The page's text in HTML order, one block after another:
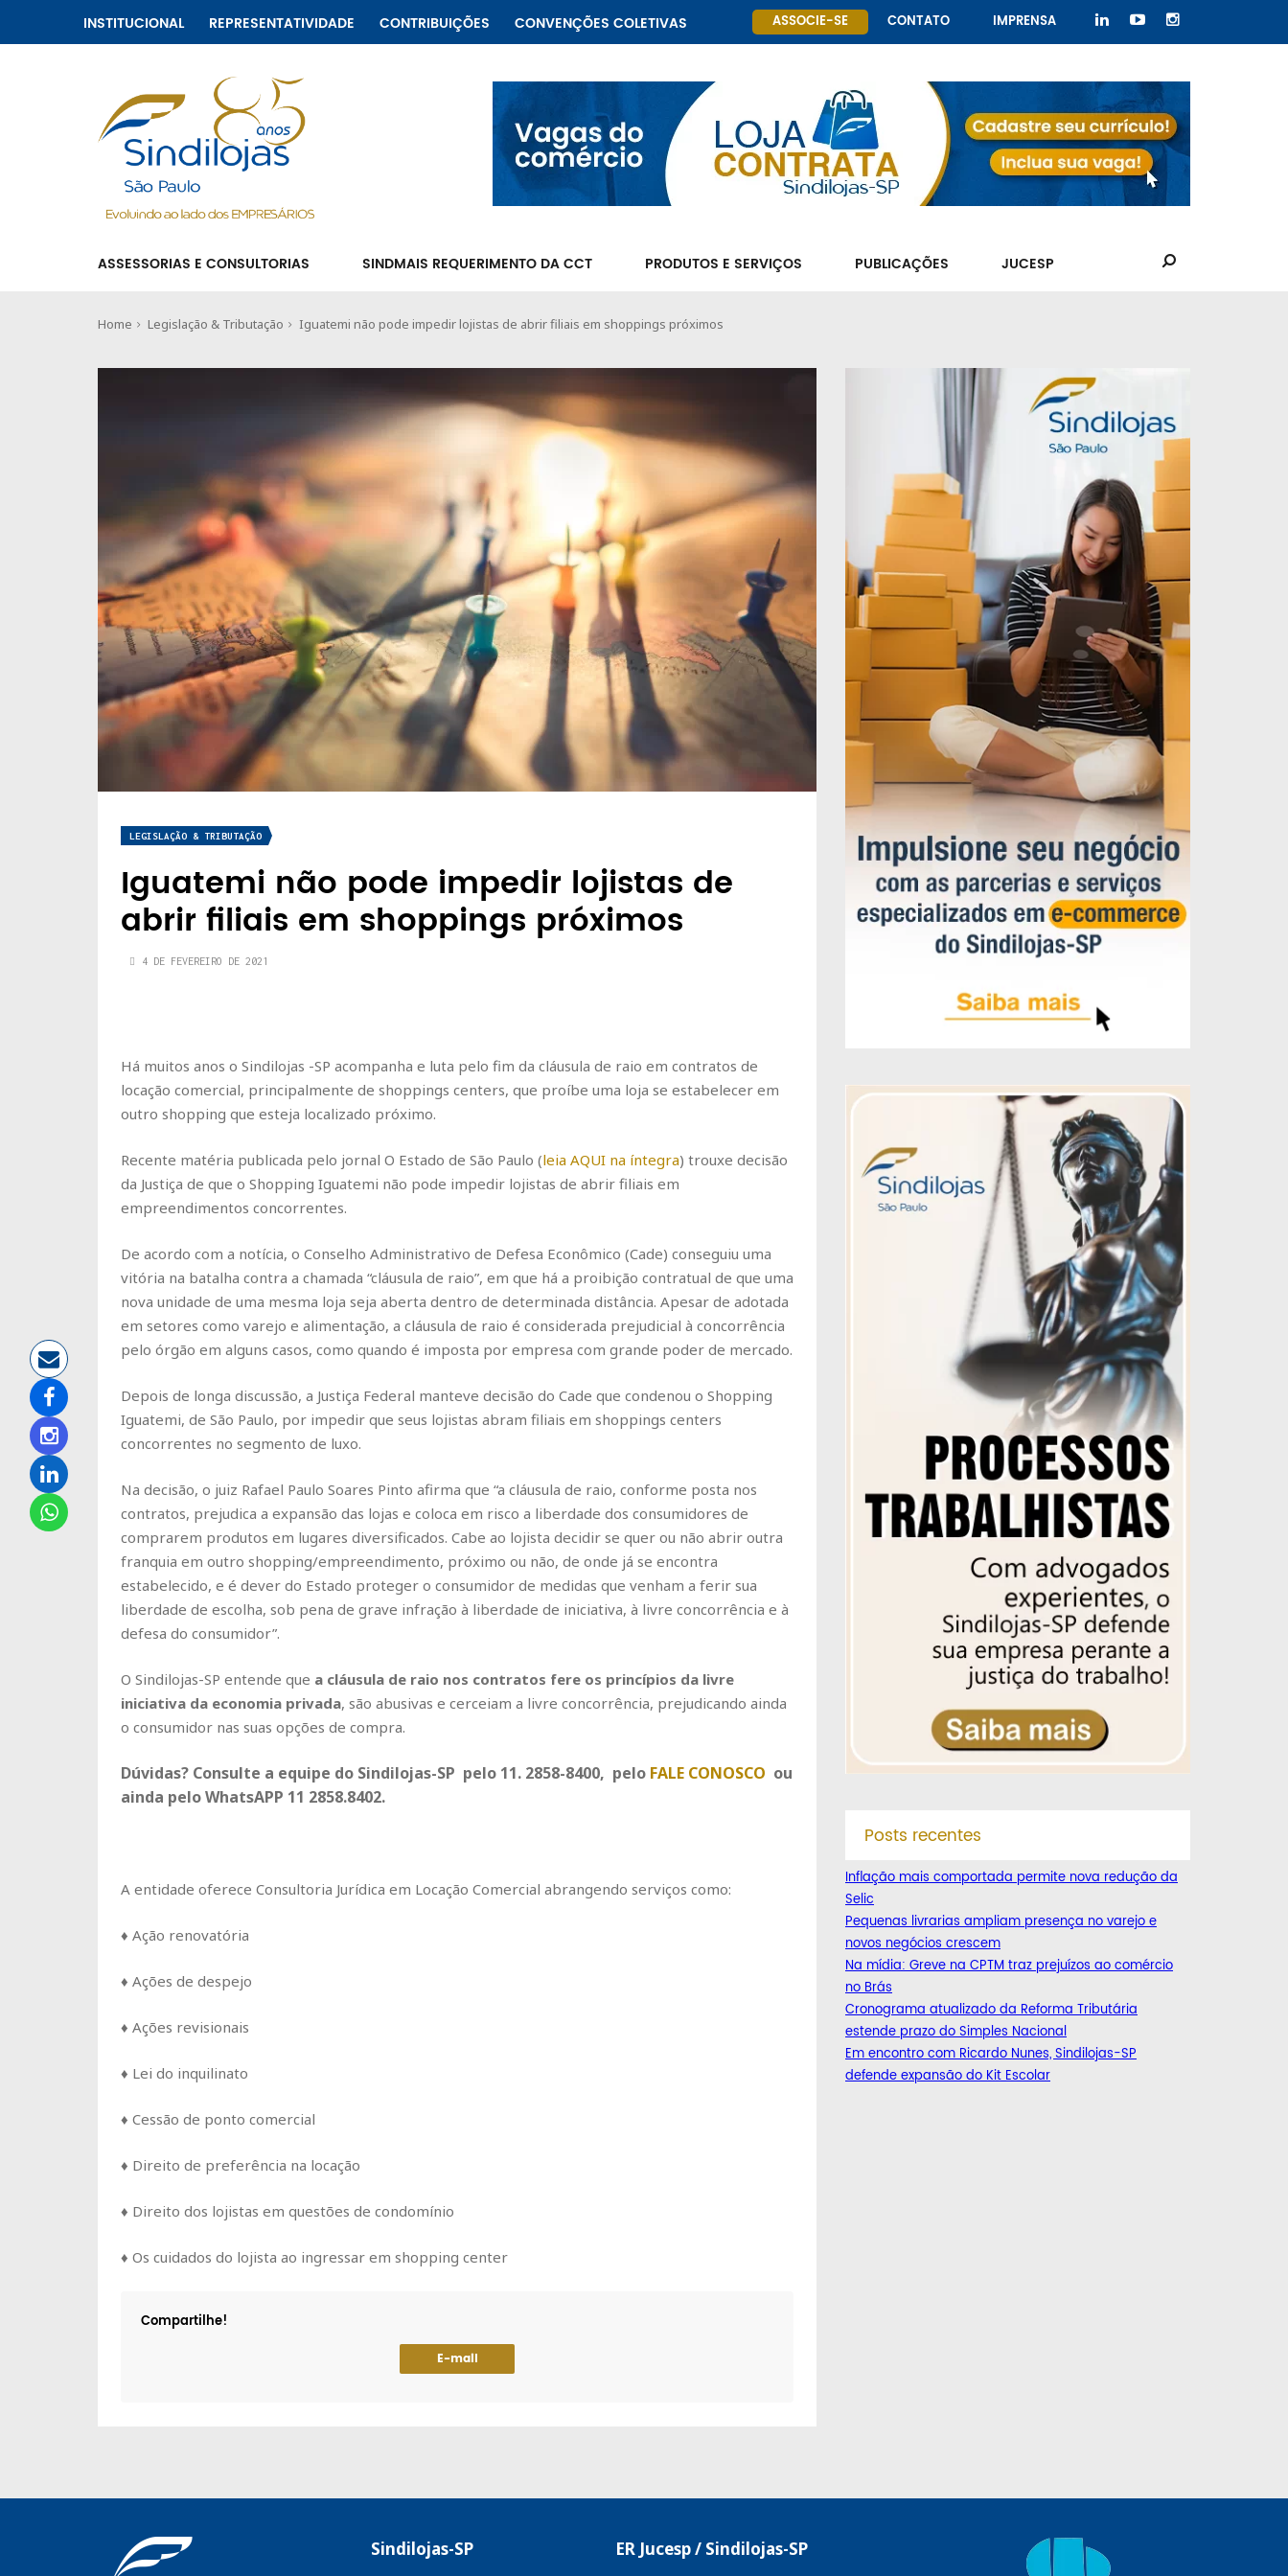
INSTITUCIONAL REPRESENTATIVIDADE CONTRIBUIÇÕES CONVENÇÕES COLETIVAS ASSOCIE-SE CONTATO IMPRENSA
ASSESSORIAS E CONSULTORIAS SINDMAIS REQUERIMENTO DA CCT PRODUTOS E SERVIÇOS PUBLICAÇÕES JUCESP
Home Legislação & Tributação Iguatemi não pode impedir lojistas de abrir filiais em shoppings próximos
LEGISLAÇÃO & TRIBUTAÇÃO
Iguatemi não pode impedir lojistas de
abrir filiais em shoppings próximos
4 DE FEVEREIRO DE 2021
Há muitos anos o Sindilojas -SP acompanha e luta pelo fim da cláusula de raio em contratos de
locação comercial, principalmente de shoppings centers, que proíbe uma loja se estabelecer em
outro shopping que esteja localizado próximo.
Recente matéria publicada pelo jornal O Estado de São Paulo (leia AQUI na íntegra) trouxe decisão
da Justiça de que o Shopping Iguatemi não pode impedir lojistas de abrir filiais em
empreendimentos concorrentes.
De acordo com a notícia, o Conselho Administrativo de Defesa Econômico (Cade) conseguiu uma
vitória na batalha contra a chamada “cláusula de raio”, em que há a proibição contratual de que uma
nova unidade de uma mesma loja seja aberta dentro de determinada distância. Apesar de adotada
em setores como varejo e alimentação, a cláusula de raio é considerada prejudicial à concorrência
pelo órgão em alguns casos, como quando é imposta por empresa com grande poder de mercado.
Depois de longa discussão, a Justiça Federal manteve decisão do Cade que condenou o Shopping
Iguatemi, de São Paulo, por impedir que seus lojistas abram filiais em shoppings centers
concorrentes no segmento de luxo.
Na decisão, o juiz Rafael Paulo Soares Pinto afirma que “a cláusula de raio, conforme posta nos
contratos, prejudica a expansão das lojas e coloca em risco a liberdade dos consumidores de
comprarem produtos em lugares diversificados. Cabe ao lojista decidir se quer ou não abrir outra
franquia em outro shopping/empreendimento, próximo ou não, de onde já se encontra
estabelecido, e é dever do Estado proteger o consumidor de medidas que venham a ferir sua
liberdade de escolha, sob pena de grave infração à liberdade de iniciativa, à livre concorrência e à
defesa do consumidor”.
O Sindilojas-SP entende que a cláusula de raio nos contratos fere os princípios da livre
iniciativa da economia privada, são abusivas e cerceiam a livre concorrência, prejudicando ainda
o consumidor nas suas opções de compra.
Dúvidas? Consulte a equipe do Sindilojas-SP pelo 11. 2858-8400, pelo FALE CONOSCO ou
ainda pelo WhatsAPP 11 2858.8402.
A entidade oferece Consultoria Jurídica em Locação Comercial abrangendo serviços como:
♦ Ação renovatória
♦ Ações de despejo
♦ Ações revisionais
♦ Lei do inquilinato
♦ Cessão de ponto comercial
♦ Direito de preferência na locação
♦ Direito dos lojistas em questões de condomínio
♦ Os cuidados do lojista ao ingressar em shopping center
Compartilhe!
E-mail
Posts recentes
Inflação mais comportada permite nova redução da
Selic
Pequenas livrarias ampliam presença no varejo e
novos negócios crescem
Na mídia: Greve na CPTM traz prejuízos ao comércio
no Brás
Cronograma atualizado da Reforma Tributária
estende prazo do Simples Nacional
Em encontro com Ricardo Nunes, Sindilojas-SP
defende expansão do Kit Escolar
Sindilojas-SP ER Jucesp / Sindilojas-SP